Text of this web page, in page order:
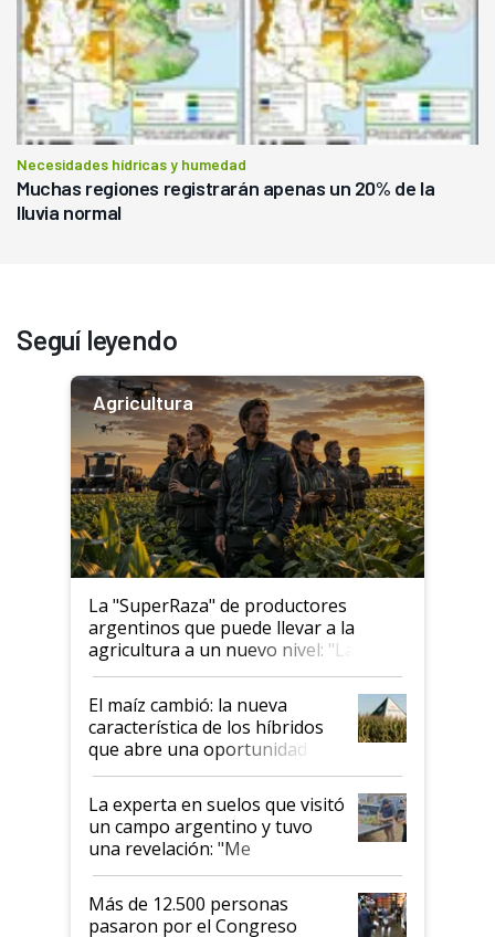
Necesidades hídricas y humedad
Muchas regiones registrarán apenas un 20% de la
lluvia normal
Seguí leyendo
Agricultura
La "SuperRaza" de productores
argentinos que puede llevar a la
agricultura a un nuevo nivel: "Las
posibilidades de crecimiento son
infinitas"
El maíz cambió: la nueva
característica de los híbridos
que abre una oportunidad en
el lote
La experta en suelos que visitó
un campo argentino y tuvo
una revelación: "Me
impresionó mucho"
Más de 12.500 personas
pasaron por el Congreso